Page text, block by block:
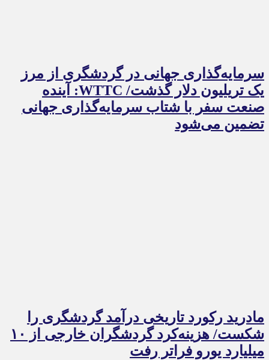
سرمایه‌گذاری جهانی در گردشگری از مرز
یک تریلیون دلار گذشت/ WTTC: آینده
صنعت سفر با شتاب سرمایه‌گذاری جهانی
تضمین می‌شود
مادرید رکورد تاریخی درآمد گردشگری را
شکست/ هزینه‌کرد گردشگران خارجی از ۱۰
میلیارد یورو فراتر رفت